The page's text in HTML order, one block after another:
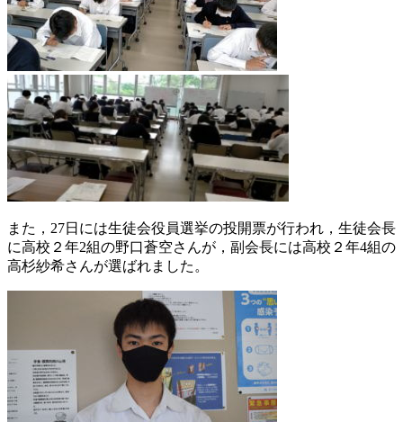
また，27日には生徒会役員選挙の投開票が行われ，生徒会長
に高校２年2組の野口蒼空さんが， 副会長には高校２年4組の
高杉紗希さんが選ばれました。